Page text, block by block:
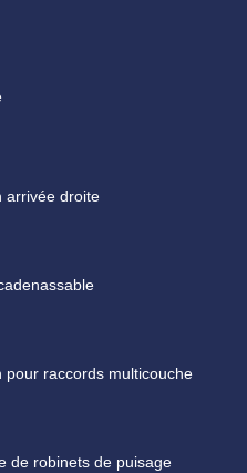
arrivée droite
pour raccords multicouche
de robinets de puisage